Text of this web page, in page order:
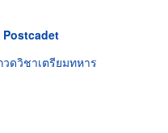
Postcadet
วดวิชาเตรียมทหาร